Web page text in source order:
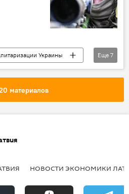
Украины
Минобороны РФ
Еще 7
материалов
НОВОСТИ ЭКОНОМИКИ